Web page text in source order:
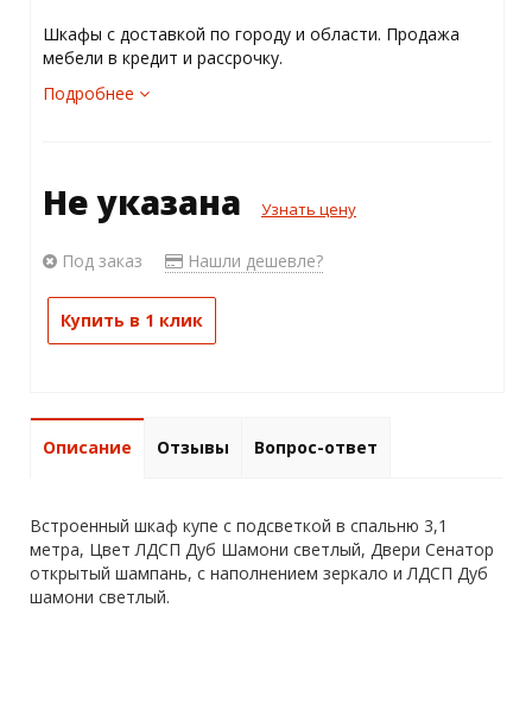
Шкафы с доставкой по городу и области. Продажа
мебели в кредит и рассрочку.
Подробнее
Не указана Узнать цену
Под заказ Нашли дешевле?
Купить в 1 клик
Описание Отзывы Вопрос-ответ
Встроенный шкаф купе с подсветкой в спальню 3,1
метра, Цвет ЛДСП Дуб Шамони светлый, Двери Сенатор
открытый шампань, с наполнением зеркало и ЛДСП Дуб
шамони светлый.